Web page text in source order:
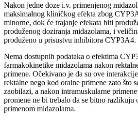
Nakon jedne doze i.v. primenjenog
maksimalnog kliničkog efekta zbog
minorne, dok će trajanje efekata biti
produženog doziranja midazolama, i
produženo u prisustvu inhibitora CYP3A4.
Nema dostupnih podataka o efektima
farmakokinetike midazolama nakon
primene. Očekivano je da su ove
rektalne nego kod oralne primene zato što
zaobilazi, a nakon intramuskularne
promene ne bi trebalo da se bitno razlikuju
primenom midazolama.